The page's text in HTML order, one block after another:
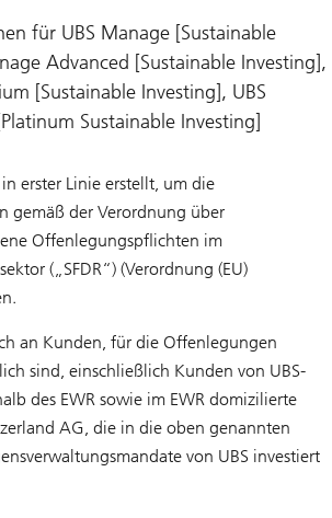
für UBS Manage [Sustainable
Advanced [Sustainable Investing],
[Sustainable Investing], UBS
Sustainable Investing]
erster Linie erstellt, um die
gemäß der Verordnung über
Offenlegungspflichten im
(„SFDR“) (Verordnung (EU)
an Kunden, für die Offenlegungen
sind, einschließlich Kunden von UBS-
des EWR sowie im EWR domizilierte
AG, die in die oben genannten
von UBS investiert